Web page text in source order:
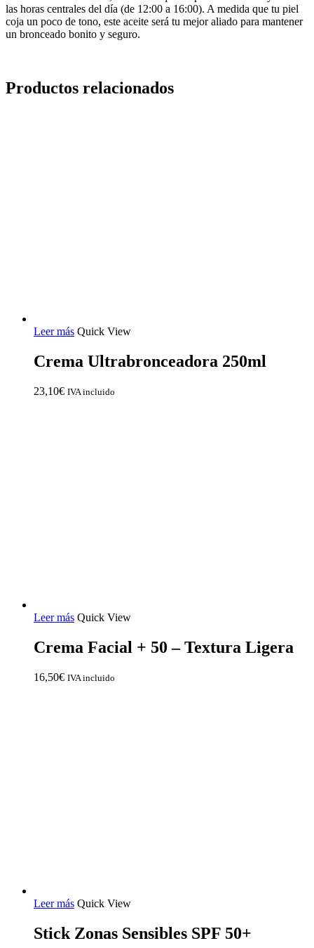
las horas centrales del día (de 12:00 a 16:00). A medida que tu piel
coja un poco de tono, este aceite será tu mejor aliado para mantener
un bronceado bonito y seguro.
Productos relacionados
Leer más Quick View
Crema Ultrabronceadora 250ml
23,10€ IVA incluido
Leer más Quick View
Crema Facial + 50 – Textura Ligera
16,50€ IVA incluido
Leer más Quick View
Stick Zonas Sensibles SPF 50+